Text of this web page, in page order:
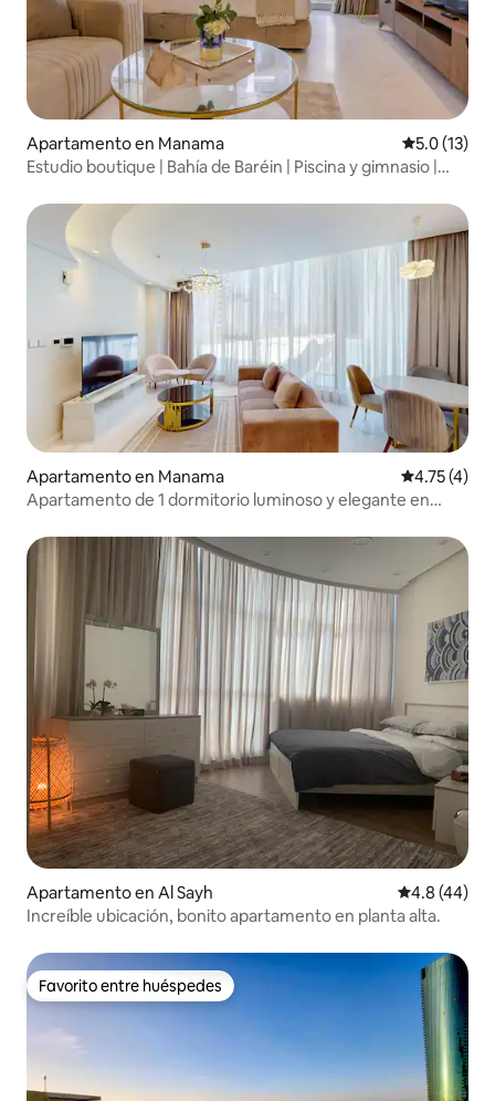
Apartamento en Manama Calificación
5.0 (13)
Estudio boutique | Bahía de Baréin | Piscina y gimnasio |
Apartamento en Manama Calificación
4.75 (4)
Apartamento de 1 dormitorio luminoso y elegante en
Apartamento en Al Sayh Calificación
4.8 (44)
Increíble ubicación, bonito apartamento en planta alta.
Favorito entre huéspedes
Favorito entre huéspedes